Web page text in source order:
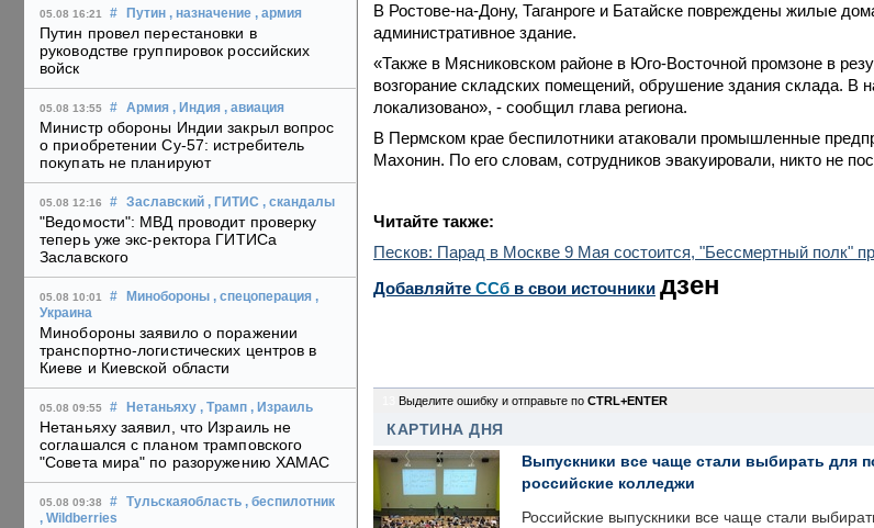
05.08 16:21 # Путин , назначение , армия
Путин провел перестановки в
руководстве группировок российских
войск
05.08 13:55 # Армия , Индия , авиация
Министр обороны Индии закрыл вопрос
о приобретении Су-57: истребитель
покупать не планируют
05.08 12:16 # Заславский , ГИТИС , скандалы
"Ведомости": МВД проводит проверку
теперь уже экс-ректора ГИТИСа
Заславского
05.08 10:01 # Минобороны , спецоперация ,
Украина
Минобороны заявило о поражении
транспортно-логистических центров в
Киеве и Киевской области
05.08 09:55 # Нетаньяху , Трамп , Израиль
Нетаньяху заявил, что Израиль не
соглашался с планом трамповского
"Совета мира" по разоружению ХАМАС
05.08 09:38 # Тульскаяобласть , беспилотник
, Wildberries
В Ростове-на-Дону, Таганроге и Батайске повреждены жилые
административное здание.
«Также в Мясниковском районе в Юго-Восточной промзоне в
возгорание складских помещений, обрушение здания склада. В
локализовано», - сообщил глава региона.
В Пермском крае беспилотники атаковали промышленные
Махонин. По его словам, сотрудников эвакуировали, никто не
Читайте также:
Песков: Парад в Москве 9 Мая состоится, "Бессмертный полк"
Добавляйте CСб в свои источники дзен
Выделите ошибку и отправьте по CTRL+ENTER
КАРТИНА ДНЯ
Выпускники все чаще стали выбирать для
российские колледжи
Российские выпускники все чаще стали